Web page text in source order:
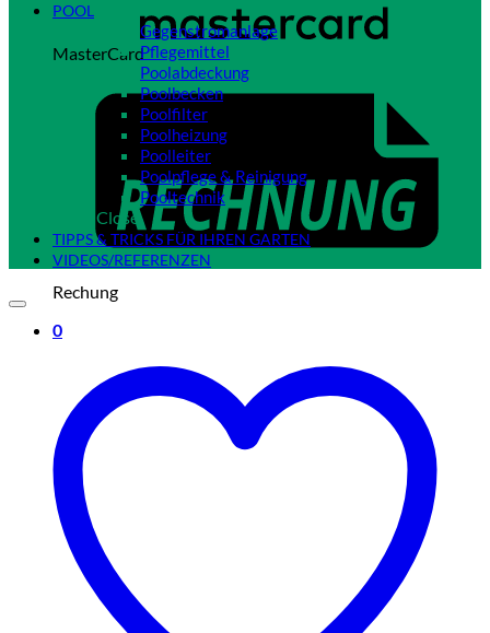
MasterCard
Rechung
0
POOL
Gegenstromanlage
Pflegemittel
Poolabdeckung
Poolbecken
Poolfilter
Poolheizung
Poolleiter
Poolpflege & Reinigung
Pooltechnik
Close
TIPPS & TRICKS FÜR IHREN GARTEN
VIDEOS/REFERENZEN